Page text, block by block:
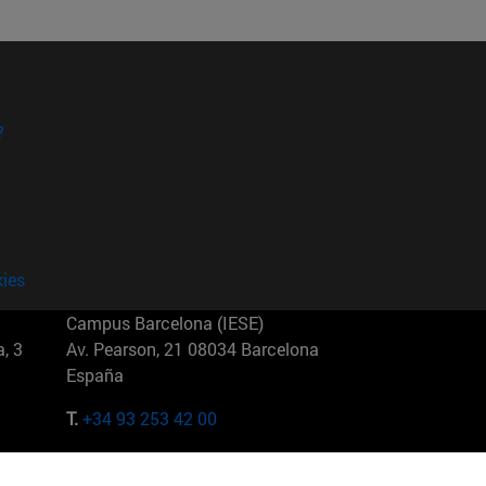
3
Campus Barcelona (IESE)
Av. Pearson, 21 08034 Barcelona
España
T.+34 93 253 42 00